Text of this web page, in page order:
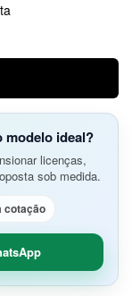
modelo ideal?
licenças,
sob medida.
cotação